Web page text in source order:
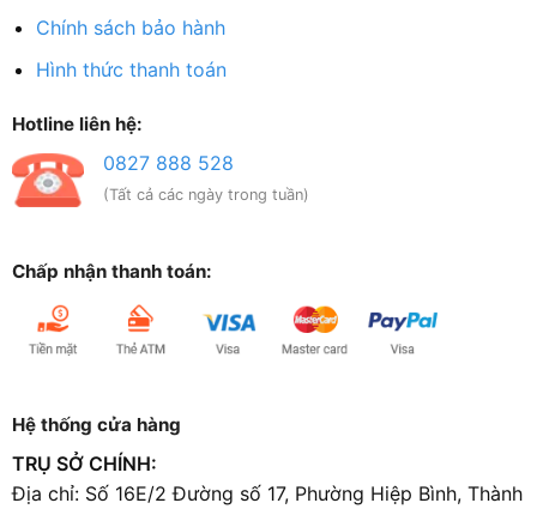
Chính sách bảo hành
Hình thức thanh toán
Hotline liên hệ:
0827 888 528
(Tất cả các ngày trong tuần)
Chấp nhận thanh toán:
Hệ thống cửa hàng
TRỤ SỞ CHÍNH:
Địa chỉ: Số 16E/2 Đường số 17, Phường Hiệp Bình, Thành